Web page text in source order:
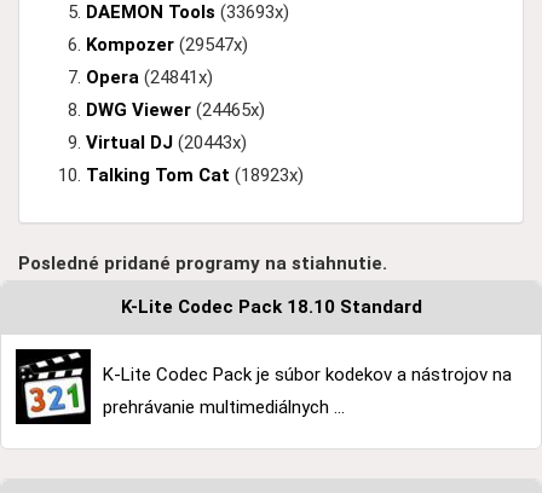
DAEMON Tools (33693x)
Kompozer (29547x)
Opera (24841x)
DWG Viewer (24465x)
Virtual DJ (20443x)
Talking Tom Cat (18923x)
Posledné pridané programy na stiahnutie.
K-Lite Codec Pack 18.10 Standard
K-Lite Codec Pack je súbor kodekov a nástrojov na
prehrávanie multimediálnych ...